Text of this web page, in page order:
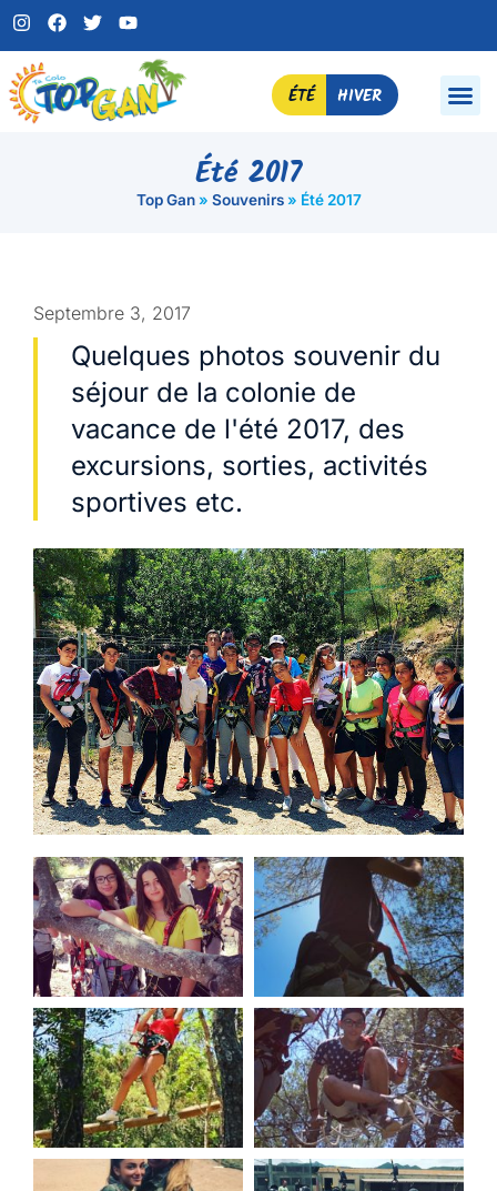
ÉTÉ HIVER
Été 2017
Top Gan» Souvenirs» Été 2017
Septembre 3, 2017
Quelques photos souvenir du
séjour de la colonie de
vacance de l'été 2017, des
excursions, sorties, activités
sportives etc.